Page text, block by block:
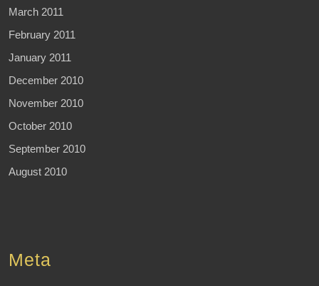
March 2011
February 2011
January 2011
December 2010
November 2010
October 2010
September 2010
August 2010
Meta